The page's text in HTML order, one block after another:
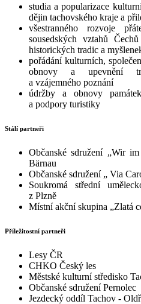
studia a popularizace
dějin tachovského kraje a
všestranného rozvoje
sousedských vztahů
historických tradic a
pořádání kulturních,
obnovy a upevnění
a vzájemného poznání
údržby a obnovy
a podpory turistiky
Stálí partneři
Občanské sdružení „Wir
Bärnau
Občanské sdružení „ Via
Soukromá střední
z Plzně
Místní akční skupina „Zlatá
Příležitostní partneři
Lesy ČR
CHKO Český les
Městské kulturní středisko
Občanské sdružení Pernolec
Jezdecký oddíl Tachov -